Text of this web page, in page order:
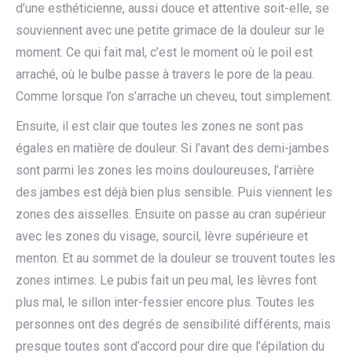
d’une esthéticienne, aussi douce et attentive soit-elle, se
souviennent avec une petite grimace de la douleur sur le
moment. Ce qui fait mal, c’est le moment où le poil est
arraché, où le bulbe passe à travers le pore de la peau.
Comme lorsque l’on s’arrache un cheveu, tout simplement.
Ensuite, il est clair que toutes les zones ne sont pas
égales en matière de douleur. Si l’avant des demi-jambes
sont parmi les zones les moins douloureuses, l’arrière
des jambes est déjà bien plus sensible. Puis viennent les
zones des aisselles. Ensuite on passe au cran supérieur
avec les zones du visage, sourcil, lèvre supérieure et
menton. Et au sommet de la douleur se trouvent toutes les
zones intimes. Le pubis fait un peu mal, les lèvres font
plus mal, le sillon inter-fessier encore plus. Toutes les
personnes ont des degrés de sensibilité différents, mais
presque toutes sont d’accord pour dire que l’épilation du